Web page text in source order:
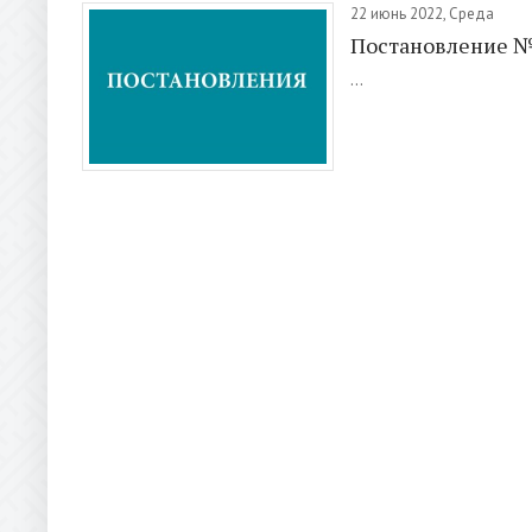
22 июнь 2022, Среда
Постановление
...